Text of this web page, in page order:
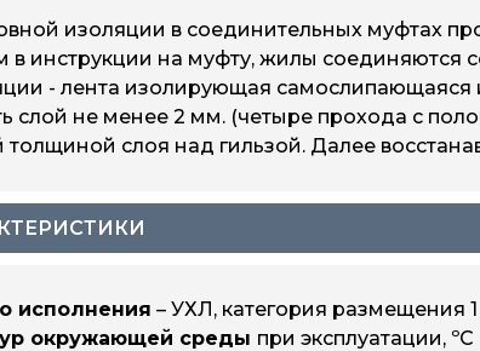
изоляции в соединительных муфтах
в инструкции на муфту, жилы соединяются
- лента изолирующая
слой не менее 2 мм. (четыре прохода с
слоя над гильзой. Далее
исполнения – УХЛ, категория размещения 1
окружающей среды при эксплуатации,